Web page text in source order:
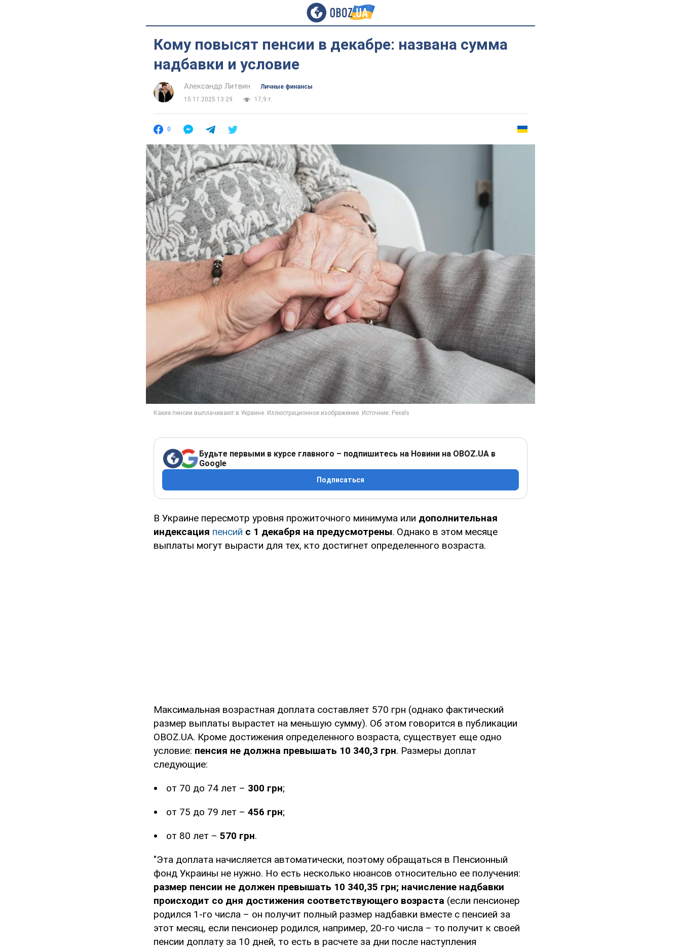
Кому повысят пенсии в декабре: названа сумма
надбавки и условие
Александр Литвин
Личные финансы
15.11.2025 13:29
17,9 т.
0
Будьте первыми в курсе главного – подпишитесь на Новини на OBOZ.UA в
Google
Подписаться
В Украине пересмотр уровня прожиточного минимума или дополнительная
индексация пенсий с 1 декабря на предусмотрены. Однако в этом месяце
выплаты могут вырасти для тех, кто достигнет определенного возраста.
Максимальная возрастная доплата составляет 570 грн (однако фактический
размер выплаты вырастет на меньшую сумму). Об этом говорится в публикации
OBOZ.UA. Кроме достижения определенного возраста, существует еще одно
условие: пенсия не должна превышать 10 340,3 грн. Размеры доплат
следующие:
от 70 до 74 лет – 300 грн;
от 75 до 79 лет – 456 грн;
от 80 лет – 570 грн.
"Эта доплата начисляется автоматически, поэтому обращаться в Пенсионный
фонд Украины не нужно. Но есть несколько нюансов относительно ее получения:
размер пенсии не должен превышать 10 340,35 грн; начисление надбавки
происходит со дня достижения соответствующего возраста (если пенсионер
родился 1-го числа – он получит полный размер надбавки вместе с пенсией за
этот месяц, если пенсионер родился, например, 20-го числа – то получит к своей
пенсии доплату за 10 дней, то есть в расчете за дни после наступления